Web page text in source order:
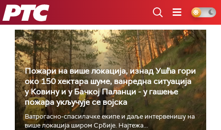
РТС
Пожари на више локација, изнад Ушћа гори
око 150 хектара шуме, ванредна ситуација
у Ковину и у Бачкој Паланци - у гашење
пожара укључује се војска
Ватрогасно-спасилачке екипе и даље интервенишу на
више локација широм Србије. Најтежа...